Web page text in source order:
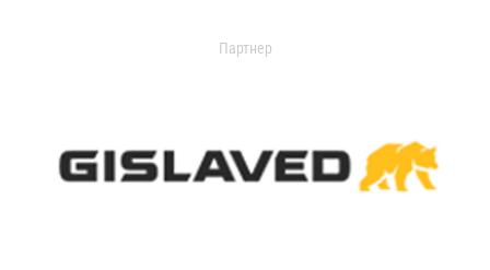
Партнер